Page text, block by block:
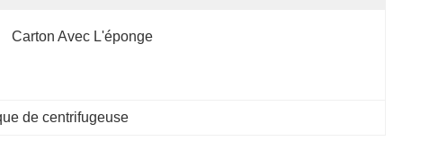
Carton Avec L'éponge
de centrifugeuse